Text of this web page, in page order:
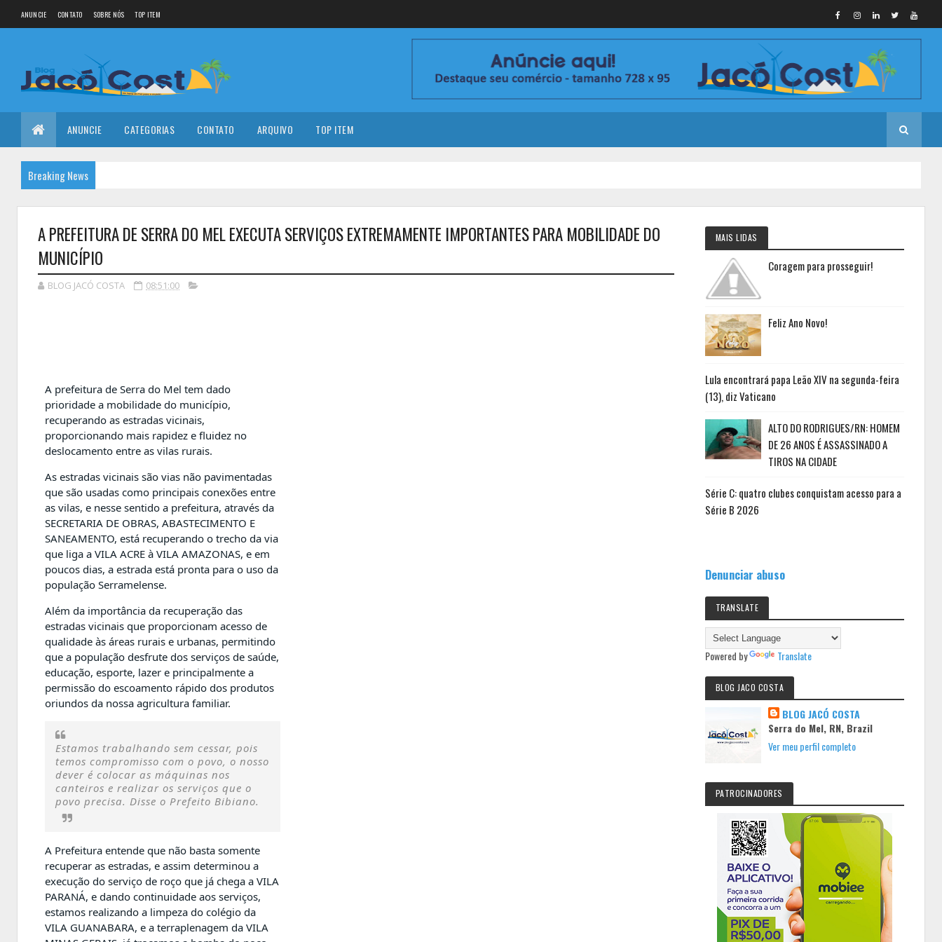
ANUNCIE CONTATO SOBRE NÓS TOP ITEM
ANUNCIE CATEGORIAS CONTATO ARQUIVO TOP ITEM
Breaking News
A PREFEITURA DE SERRA DO MEL EXECUTA SERVIÇOS EXTREMAMENTE IMPORTANTES PARA MOBILIDADE DO
MUNICÍPIO
BLOG JACÓ COSTA 08:51:00
A prefeitura de Serra do Mel tem dado
prioridade a mobilidade do município,
recuperando as estradas vicinais,
proporcionando mais rapidez e fluidez no
deslocamento entre as vilas rurais.
As estradas vicinais são vias não pavimentadas
que são usadas como principais conexões entre
as vilas, e nesse sentido a prefeitura, através da
SECRETARIA DE OBRAS, ABASTECIMENTO E
SANEAMENTO, está recuperando o trecho da via
que liga a VILA ACRE à VILA AMAZONAS, e em
poucos dias, a estrada está pronta para o uso da
população Serramelense.
Além da importância da recuperação das
estradas vicinais que proporcionam acesso de
qualidade às áreas rurais e urbanas, permitindo
que a população desfrute dos serviços de saúde,
educação, esporte, lazer e principalmente a
permissão do escoamento rápido dos produtos
oriundos da nossa agricultura familiar.
Estamos trabalhando sem cessar, pois
temos compromisso com o povo, o nosso
dever é colocar as máquinas nos
canteiros e realizar os serviços que o
povo precisa. Disse o Prefeito Bibiano.
A Prefeitura entende que não basta somente
recuperar as estradas, e assim determinou a
execução do serviço de roço que já chega a VILA
PARANÁ, e dando continuidade aos serviços,
estamos realizando a limpeza do colégio da
VILA GUANABARA, e a terraplenagem da VILA
MAIS LIDAS
Coragem para prosseguir!
Feliz Ano Novo!
Lula encontrará papa Leão XIV na segunda-feira
(13), diz Vaticano
ALTO DO RODRIGUES/RN: HOMEM
DE 26 ANOS É ASSASSINADO A
TIROS NA CIDADE
Série C: quatro clubes conquistam acesso para a
Série B 2026
Denunciar abuso
TRANSLATE
Powered by Translate
BLOG JACO COSTA
BLOG JACÓ COSTA
Serra do Mel, RN, Brazil
Ver meu perfil completo
PATROCINADORES